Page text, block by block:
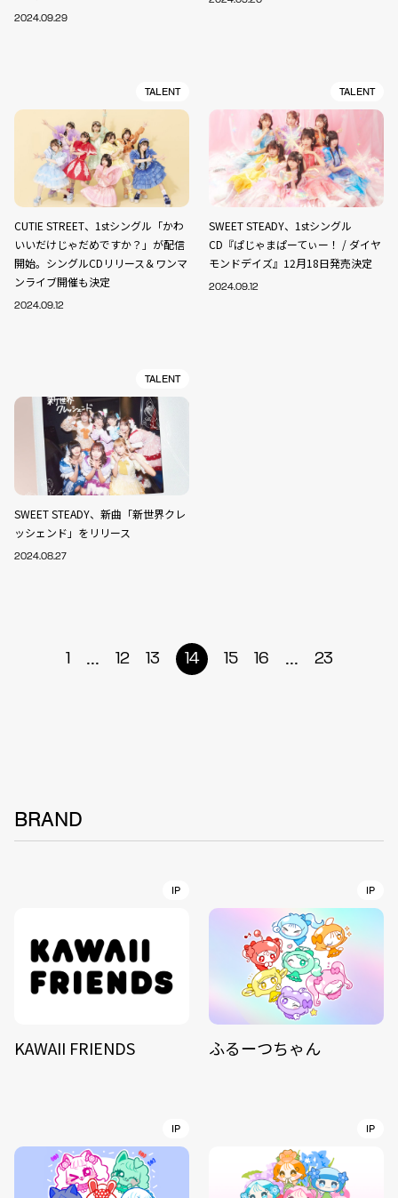
2024.09.29
TALENT
CUTIE STREET、1stシングル「かわ
いいだけじゃだめですか？」が配信
開始。シングルCDリリース＆ワンマ
ンライブ開催も決定
2024.09.12
TALENT
SWEET STEADY、1stシングル
CD『ぱじゃまぱーてぃー！ / ダイヤ
モンドデイズ』12月18日発売決定
2024.09.12
TALENT
SWEET STEADY、新曲「新世界クレ
ッシェンド」をリリース
2024.08.27
1 ... 12 13 14 15 16 ... 23
BRAND
IP
KAWAII FRIENDS
IP
ふるーつちゃん
IP IP